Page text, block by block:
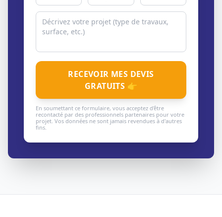
RECEVOIR MES DEVIS
GRATUITS 👉
En soumettant ce formulaire, vous acceptez d'être
recontacté par des professionnels partenaires pour votre
projet. Vos données ne sont jamais revendues à d'autres
fins.